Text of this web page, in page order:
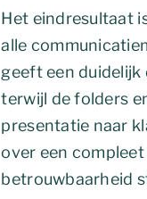
Het eindresultaat
alle
geeft een duidelijk
terwijl de folders
presentatie naar
over een
betrouwbaarheid